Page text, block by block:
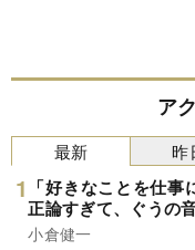
ア
最新
「好きなことを仕
正論すぎて、ぐうの
小倉健一
昨